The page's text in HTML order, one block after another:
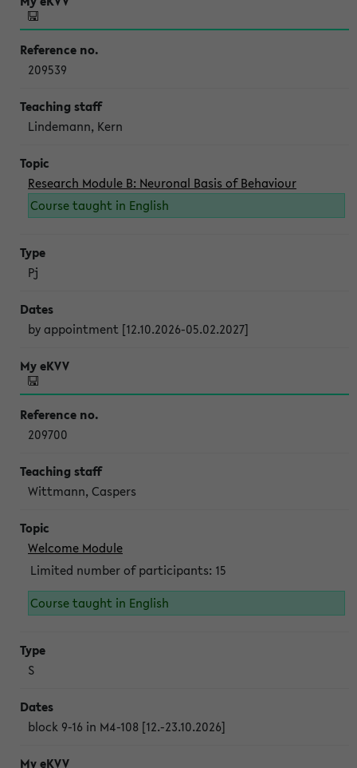
209539
Lindemann, Kern
Research Module B: Neuronal Basis of Behaviour
Course taught in English
Pj
by appointment [12.10.2026-05.02.2027]
209700
Wittmann, Caspers
Welcome Module
Limited number of participants: 15
Course taught in English
S
block 9-16 in M4-108 [12.-23.10.2026]